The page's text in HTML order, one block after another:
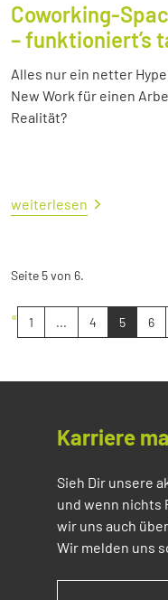
Coworking-
– funktioniert’s
Alles nur ein netter
New Work für einen
Realität?
weiterlesen
Seite 5 von 6.
« 1 ... 4 5 6
Karriere
Sieh Dir unsere
und wenn nichts
wir uns auch
Wir melden uns